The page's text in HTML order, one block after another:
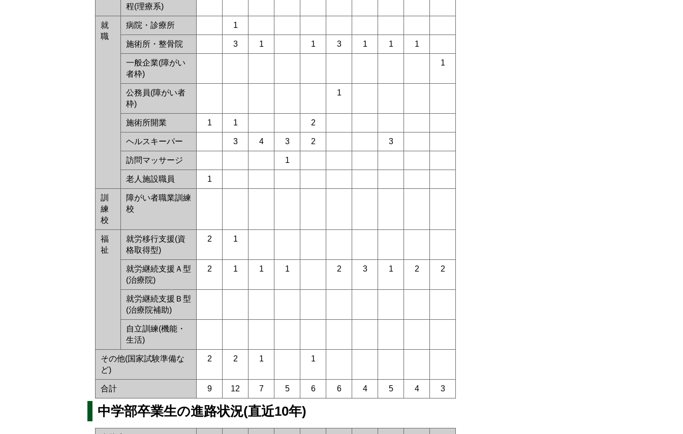
程(理療系)
就
職
病院・診療所 1
施術所・整骨院 3 1 1 3 1 1 1
一般企業(障がい
者枠)
1
公務員(障がい者
枠)
1
施術所開業 1 1 2
ヘルスキーパー 3 4 3 2 3
訪問マッサージ 1
老人施設職員 1
訓
練
校
障がい者職業訓練
校
福
祉
就労移行支援(資
格取得型)
2 1
就労継続支援Ａ型
(治療院)
2 1 1 1 2 3 1 2 2
就労継続支援Ｂ型
(治療院補助)
自立訓練(機能・
生活)
その他(国家試験準備な
ど)
2 2 1 1
合計 9 12 7 5 6 6 4 5 4 3
中学部卒業生の進路状況(直近10年)